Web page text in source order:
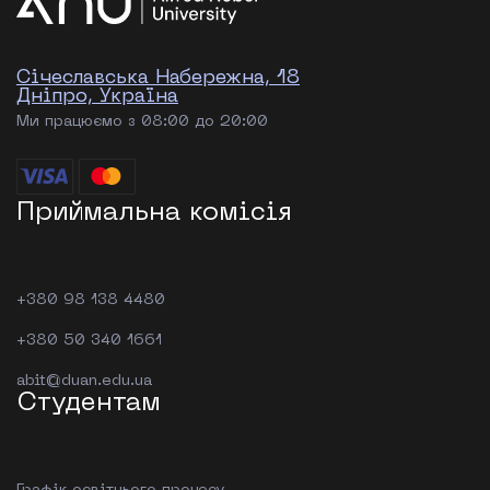
Січеславська Набережна, 18
Дніпро, Україна
Ми працюємо з 08:00 до 20:00
Приймальна комісія
+380 98 138 4480
+380 50 340 1661
abit@duan.edu.ua
Студентам